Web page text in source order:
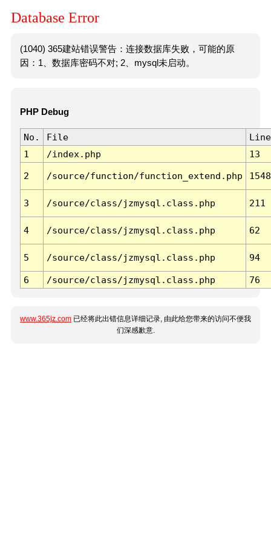
Database Error
(1040) 365建站错误警告：连接数据库失败，可能的原
因：1、数据库密码不对; 2、mysql未启动。
PHP Debug
No. File
Line
1
/index.php 13
2 /source/function/function_extend.php 1548
3 /source/class/jzmysql.class.php 211
4 /source/class/jzmysql.class.php 62
5 /source/class/jzmysql.class.php 94
6 /source/class/jzmysql.class.php 76
www.365jz.com 已经将此出错信息详细记录, 由此给您带来的访问不便我
们深感歉意.